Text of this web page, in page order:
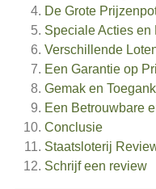
De Grote
Speciale Acties en
Verschillende
Een Garantie op
Gemak en
Een Betrouwbare
Conclusie
Staatsloterij
Schrijf een review